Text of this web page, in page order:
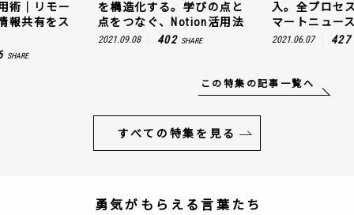
術｜リモー
報共有をス
SHARE
を構造化する。学びの点と
点をつなぐ、Notion活用法
2021.09.08 402 SHARE
入。全プロセ
マートニュー
2021.06.07 427
この特集の記事一覧へ
すべての特集を見る
勇気がもらえる言葉たち